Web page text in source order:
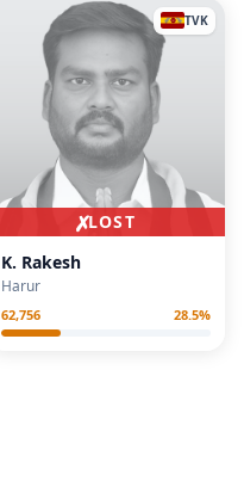
✗LOST
TVK
K. Rakesh
Harur
62,756 28.5%